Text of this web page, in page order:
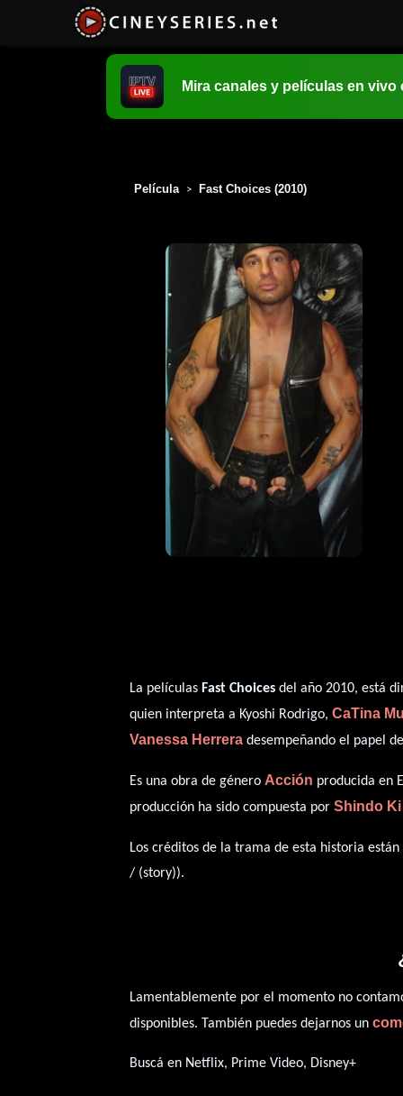
Mira canales y películas en vivo
Película > Fast Choices (2010)
La películas Fast Choices del año 2010, está
quien interpreta a Kyoshi Rodrigo,CaTina
Vanessa Herrera desempeñando el papel
Es una obra de géneroAcción producida en
producción ha sido compuesta porShindo
Los créditos de la trama de esta historia
/ (story)).
Lamentablemente por el momento no
disponibles. También puedes dejarnos un
Buscá en Netflix, Prime Video, Disney+